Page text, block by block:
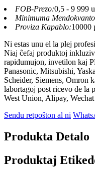
FOB-Prezo:0,5 - 9 999
Minimuma
Proviza Kapablo:10000
Ni estas unu el la plej
Niaj ĉefaj produktoj
rapidumujon, invetilon kaj
Panasonic, Mitsubishi,
Scheider, Siemens, Omron
labortagoj post ricevo de la
West Union, Alipay,
Sendu retpoŝton al ni
Produkta Detalo
Produktaj